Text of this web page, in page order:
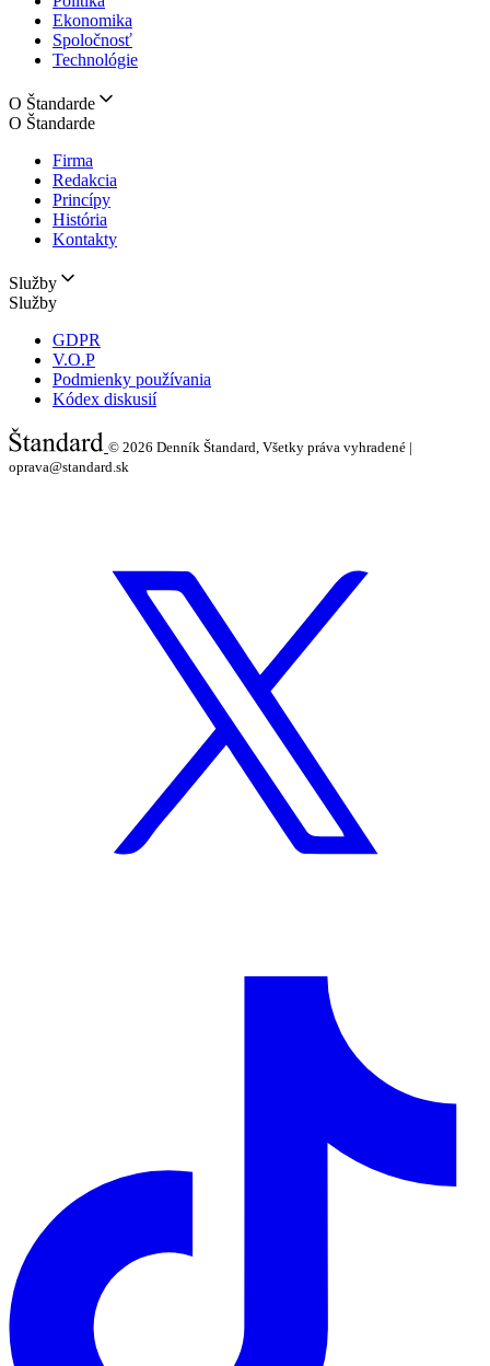
Ekonomika
Spoločnosť
Technológie
O Štandarde
O Štandarde
Firma
Redakcia
Princípy
História
Kontakty
Služby
Služby
GDPR
V.O.P
Podmienky používania
Kódex diskusií
© 2026 Denník Štandard, Všetky práva vyhradené |
oprava@standard.sk